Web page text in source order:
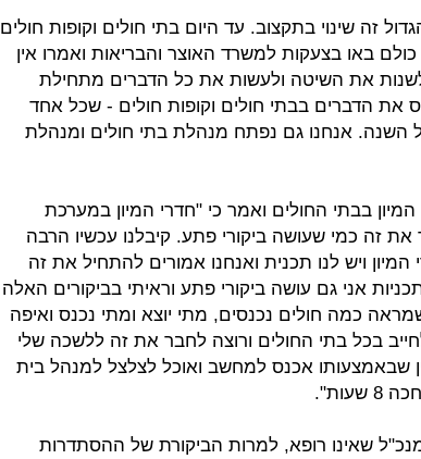
זה שינוי בתקצוב. עד היום בתי חולים וקופות חולים
באו בצעקות למשרד האוצר והבריאות ואמרו אין
לשנות את השיטה ולעשות את כל הדברים מתחילת
את הדברים בבתי חולים וקופות חולים - שכל אחד
השנה. אנחנו גם נפתח מנהלת בתי חולים ומנהלת
בבתי החולים ואמר כי "חדרי המיון במערכת
את זה כמי שעושה ביקורי פתע. קיבלנו עכשיו הרבה
ויש לנו תכנית ואנחנו אמורים להתחיל את זה
אני גם עושה ביקורי פתע וראיתי בביקורים האלה
כמה חולים נכנסים, מתי יוצא ומתי נכנס ואיפה
בכל בתי החולים ורוצה לחבר את זה ללשכה שלי
שבאמצעותו אכנס למחשב ואוכל לצלצל למנהל בית
מנכ"ל שאינו רופא, למרות הביקורת של ההסתדרות